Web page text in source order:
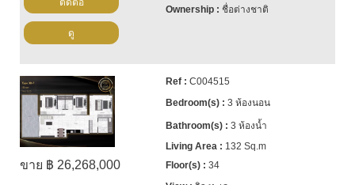
ชื่อต่างชาติ
ติดต่อ
ดู
ขาย ฿ 26,268,000
C004515
3 ห้องนอน
3 ห้องน้ำ
132 Sq.m
34